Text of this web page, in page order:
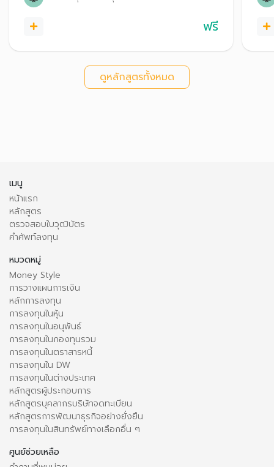
ฟรี
ดูหลักสูตรทั้งหมด
เมนู
หน้าแรก
หลักสูตร
ตรวจสอบใบวุฒิบัตร
คำศัพท์ลงทุน
หมวดหมู่
Money Style
การวางแผนการเงิน
หลักการลงทุน
การลงทุนในหุ้น
การลงทุนในอนุพันธ์
การลงทุนในกองทุนรวม
การลงทุนในตราสารหนี้
การลงทุนใน DW
การลงทุนในต่างประเทศ
หลักสูตรผู้ประกอบการ
หลักสูตรบุคลากรบริษัทจดทะเบียน
หลักสูตรการพัฒนาธุรกิจอย่างยั่งยืน
การลงทุนในสินทรัพย์ทางเลือกอื่น ๆ
ศูนย์ช่วยเหลือ